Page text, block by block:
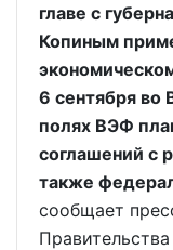
главе с
Копиным
6 сентября во
полях ВЭФ
соглашений с
также
сообщает